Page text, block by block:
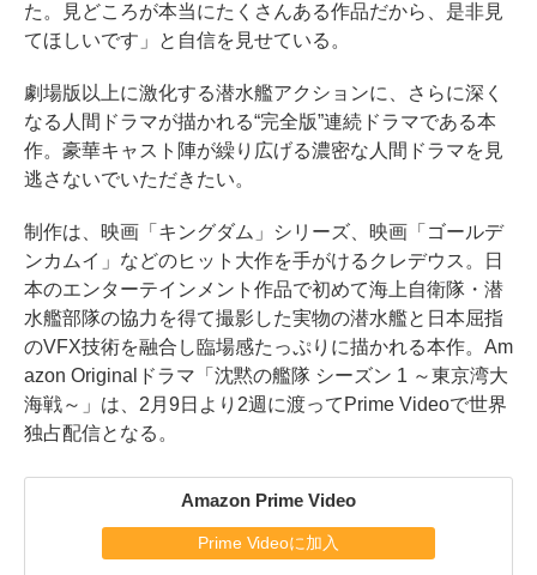
た。見どころが本当にたくさんある作品だから、是非見
てほしいです」と自信を見せている。
劇場版以上に激化する潜水艦アクションに、さらに深く
なる人間ドラマが描かれる“完全版”連続ドラマである本
作。豪華キャスト陣が繰り広げる濃密な人間ドラマを見
逃さないでいただきたい。
制作は、映画「キングダム」シリーズ、映画「ゴールデ
ンカムイ」などのヒット大作を手がけるクレデウス。日
本のエンターテインメント作品で初めて海上自衛隊・潜
水艦部隊の協力を得て撮影した実物の潜水艦と日本屈指
のVFX技術を融合し臨場感たっぷりに描かれる本作。Am
azon Originalドラマ「沈黙の艦隊 シーズン 1 ～東京湾大
海戦～」は、2月9日より2週に渡ってPrime Videoで世界
独占配信となる。
Amazon Prime Video
Prime Videoに加入